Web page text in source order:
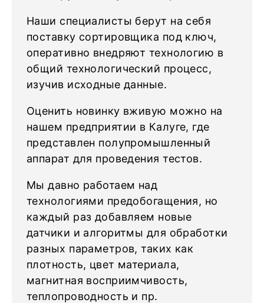
Наши специалисты берут на себя
поставку сортировщика под ключ,
оперативно внедряют технологию в
общий технологический процесс,
изучив исходные данные.
Оценить новинку вживую можно на
нашем предприятии в Калуге, где
представлен полупромышленный
аппарат для проведения тестов.
Мы давно работаем над
технологиями предобогащения, но
каждый раз добавляем новые
датчики и алгоритмы для обработки
разных параметров, таких как
плотность, цвет материала,
магнитная восприимчивость,
теплопроводность и пр.